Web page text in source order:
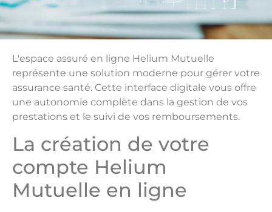
L'espace assuré en ligne Helium Mutuelle
représente une solution moderne pour gérer votre
assurance santé. Cette interface digitale vous offre
une autonomie complète dans la gestion de vos
prestations et le suivi de vos remboursements.
La création de votre
compte Helium
Mutuelle en ligne